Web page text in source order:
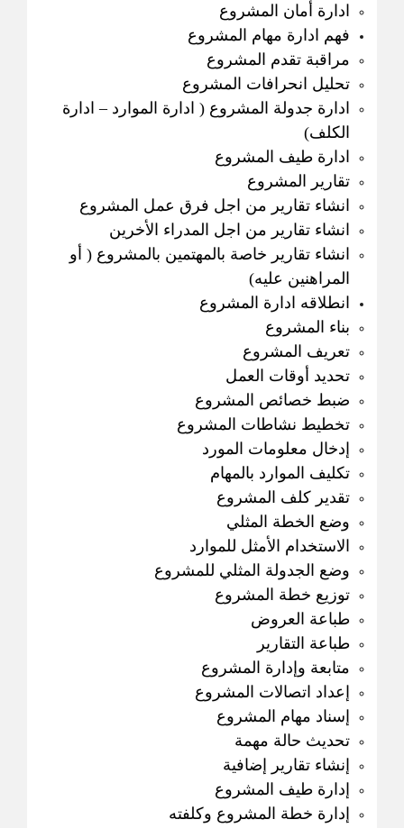
ادارة أمان المشروع
فهم ادارة مهام المشروع
مراقبة تقدم المشروع
تحليل انحرافات المشروع
ادارة جدولة المشروع ( ادارة الموارد – ادارة
الكلف)
ادارة طيف المشروع
تقارير المشروع
انشاء تقارير من اجل فرق عمل المشروع
انشاء تقارير من اجل المدراء الأخرين
انشاء تقارير خاصة بالمهتمين بالمشروع ( أو
المراهنين عليه)
انطلاقه ادارة المشروع
بناء المشروع
تعريف المشروع
تحديد أوقات العمل
ضبط خصائص المشروع
تخطيط نشاطات المشروع
إدخال معلومات المورد
تكليف الموارد بالمهام
تقدير كلف المشروع
وضع الخطة المثلي
الاستخدام الأمثل للموارد
وضع الجدولة المثلي للمشروع
توزيع خطة المشروع
طباعة العروض
طباعة التقارير
متابعة وإدارة المشروع
إعداد اتصالات المشروع
إسناد مهام المشروع
تحديث حالة مهمة
إنشاء تقارير إضافية
إدارة طيف المشروع
إدارة خطة المشروع وكلفته